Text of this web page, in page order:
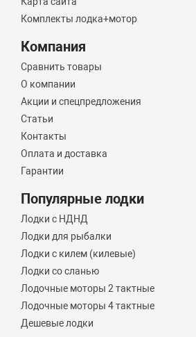
Комплекты лодка+мотор
Компания
Сравнить товары
О компании
Акции и спецпредложения
Статьи
Контакты
Оплата и доставка
Гарантии
Популярные лодки
Лодки с НДНД
Лодки для рыбалки
Лодки с килем (килевые)
Лодки со сланью
Лодочные моторы 2 тактные
Лодочные моторы 4 тактные
Дешевые лодки